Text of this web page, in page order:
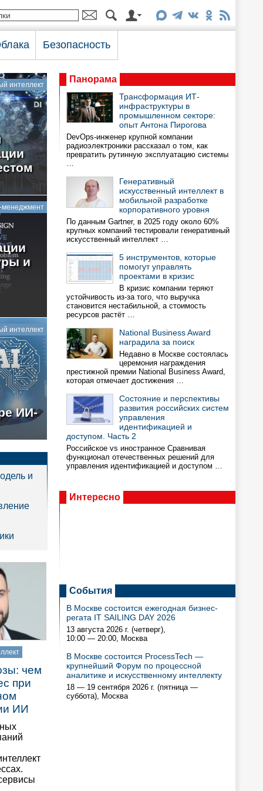
Безопасность
интеллект
менеджмент
и
интеллект
ИИ-
и
чем
при
ИИ
Панорама
Трансформация ИТ-
инфраструктуры в
промышленном секторе:
опыт Антона Пирогова
DevOps-инженер крупной компании
радиоэлектроники рассказал о том, как
превратить рутинную эксплуатацию системы
…
Генеративный
искусственный интеллект в
мобильной разработке
корпоративного уровня
По данным Gartner, в 2025 году около 60%
крупных компаний тестировали генеративный
искусственный интеллект …
5 инструментов, которые
помогут управлять
проектами в кризис
В кризис компании теряют
устойчивость из-за того, что выручка
становится нестабильной, а стоимость
ресурсов растёт …
National Business Award
наградила за поиск
Недавно в Москве состоялась
церемония награждения
престижной премии National Business Award,
которая отмечает достижения …
Состояние и перспективы
развития российских систем
управления
идентификацией и
доступом. Часть 2
Российское vs иностранное Сравнивая
функционал отечественных решений для
управления идентификацией и доступом …
Интересно
События
В Москве состоится ежегодная бизнес-
регата IT SAILING DAY 2026
13 августа 2026 г. (четверг),
10:00 — 20:00, Москва
В Москве состоится ProcessTech —
крупнейший Форум по процессной
аналитике и искусственному интеллекту
18 — 19 сентября 2026 г. (пятница —
суббота), Москва